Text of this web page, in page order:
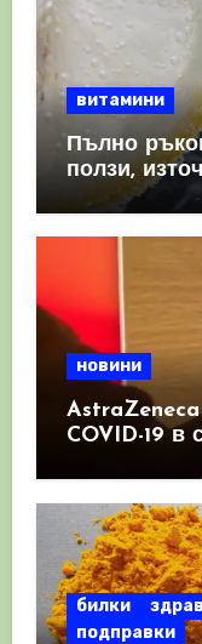
витамини
Пълно
ползи,
имунната
новини
COVID-19 в
като
билки
подправки